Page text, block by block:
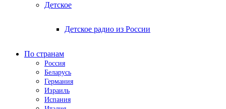
Детское
Детское радио из России
По странам
Россия
Беларусь
Германия
Израиль
Испания